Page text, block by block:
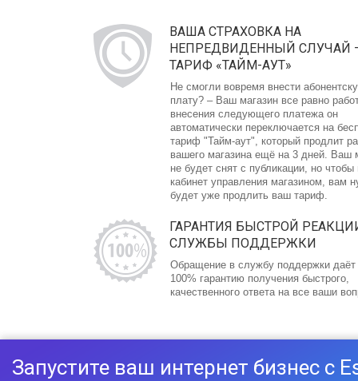
ВАША СТРАХОВКА НА
НЕПРЕДВИДЕННЫЙ СЛУЧАЙ
ТАРИФ «ТАЙМ-АУТ»
Не смогли вовремя внести
плату? – Ваш магазин все равно
внесения следующего платежа он
автоматически переключается на
тариф "Тайм-аут", который продлит
вашего магазина ещё на 3 дней. Ваш
не будет снят с публикации, но чтобы
кабинет управления магазином, вам
будет уже продлить ваш тариф.
ГАРАНТИЯ БЫСТРОЙ
СЛУЖБЫ ПОДДЕРЖКИ
Обращение в службу поддержки
100% гарантию получения быстрого,
качественного ответа на все ваши
Запустите ваш интернет бизнес с